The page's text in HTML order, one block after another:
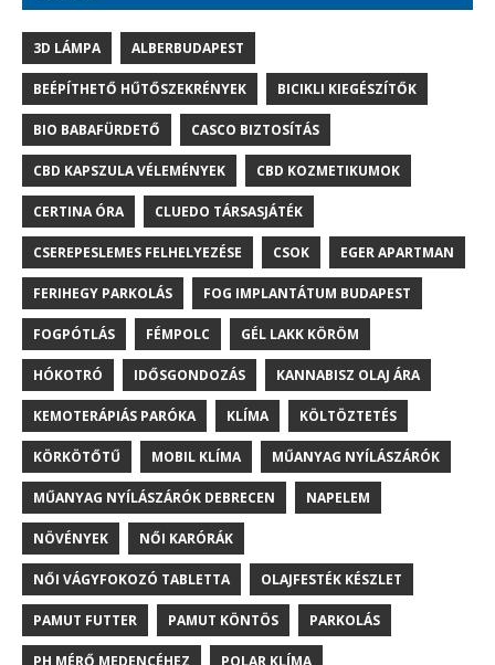
3D LÁMPA ALBERBUDAPEST
BEÉPÍTHETŐ HŰTŐSZEKRÉNYEK BICIKLI KIEGÉSZÍTŐK
BIO BABAFÜRDETŐ CASCO BIZTOSÍTÁS
CBD KAPSZULA VÉLEMÉNYEK CBD KOZMETIKUMOK
CERTINA ÓRA CLUEDO TÁRSASJÁTÉK
CSEREPESLEMES FELHELYEZÉSE CSOK EGER APARTMAN
FERIHEGY PARKOLÁS FOG IMPLANTÁTUM BUDAPEST
FOGPÓTLÁS FÉMPOLC GÉL LAKK KÖRÖM
HÓKOTRÓ IDŐSGONDOZÁS KANNABISZ OLAJ ÁRA
KEMOTERÁPIÁS PARÓKA KLÍMA KÖLTÖZTETÉS
KÖRKÖTŐTŰ MOBIL KLÍMA MŰANYAG NYÍLÁSZÁRÓK
MŰANYAG NYÍLÁSZÁRÓK DEBRECEN NAPELEM
NÖVÉNYEK NŐI KARÓRÁK
NŐI VÁGYFOKOZÓ TABLETTA OLAJFESTÉK KÉSZLET
PAMUT FUTTER PAMUT KÖNTÖS PARKOLÁS
PH MÉRŐ MEDENCÉHEZ POLAR KLÍMA